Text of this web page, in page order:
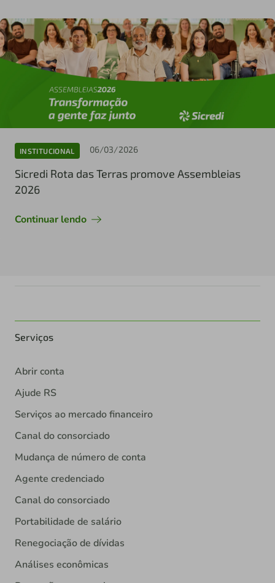
INSTITUCIONAL 06/03/2026
Sicredi Rota das Terras promove Assembleias
2026
Continuar lendo
Serviços
Abrir conta
Ajude RS
Serviços ao mercado financeiro
Canal do consorciado
Mudança de número de conta
Agente credenciado
Canal do consorciado
Portabilidade de salário
Renegociação de dívidas
Análises econômicas